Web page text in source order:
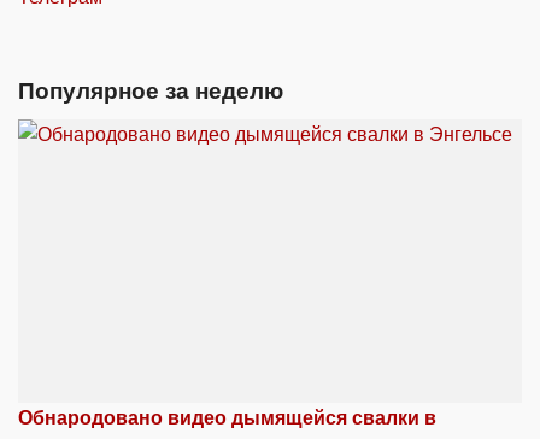
Популярное за неделю
Обнародовано видео дымящейся свалки в